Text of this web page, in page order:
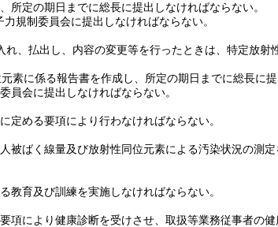
定の期日までに総長に提出しなければならない。
規制委員会に提出しなければならない。
、払出し、内容の変更等を行ったときは、特定放射
素に係る報告書を作成し、所定の期日までに総長に提
員会に提出しなければならない。
定める要項により行わなければならない。
被ばく線量及び放射性同位元素による汚染状況の測
教育及び訓練を実施しなければならない。
項により健康診断を受けさせ、取扱等業務従事者の健